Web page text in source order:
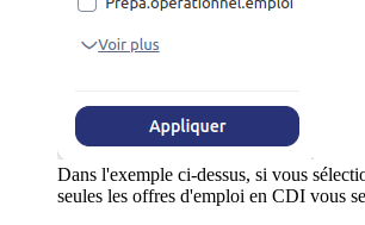
Dans l'exemple ci-dessus, si vous
seules les offres d'emploi en CDI vous